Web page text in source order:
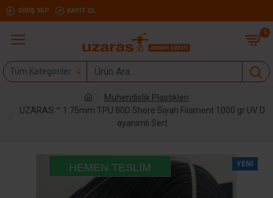
GIRIŞ YAP KAYIT OL
0
Tüm Kategoriler
Mühendislik Plastikleri
UZARAS ™ 1.75mm TPU 80D Shore Siyah Filament 1000 gr UV D
ayanımlı Sert
YENI
HEMEN TESLIM